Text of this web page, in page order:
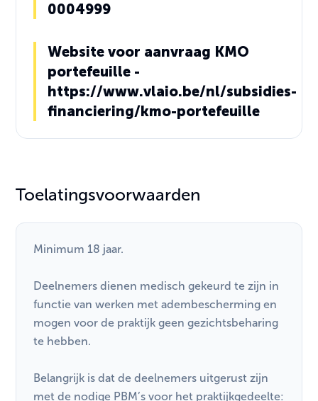
0004999
Website voor aanvraag KMO
portefeuille -
https://www.vlaio.be/nl/subsidies-
financiering/kmo-portefeuille
Toelatingsvoorwaarden
Minimum 18 jaar.
Deelnemers dienen medisch gekeurd te zijn in
functie van werken met adembescherming en
mogen voor de praktijk geen gezichtsbeharing
te hebben.
Belangrijk is dat de deelnemers uitgerust zijn
met de nodige PBM’s voor het praktijkgedeelte: